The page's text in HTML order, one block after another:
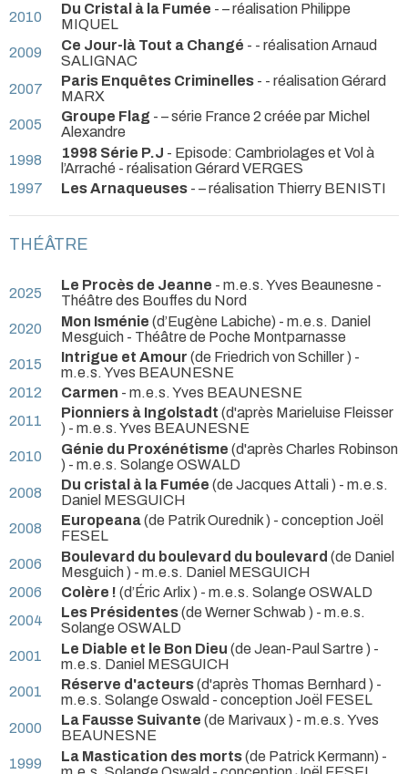
2010
Du Cristal à la Fumée - – réalisation Philippe
MIQUEL
2009
Ce Jour-là Tout a Changé - - réalisation Arnaud
SALIGNAC
2007
Paris Enquêtes Criminelles - - réalisation Gérard
MARX
2005
Groupe Flag - – série France 2 créée par Michel
Alexandre
1998
1998 Série P.J - Episode: Cambriolages et Vol à
l’Arraché - réalisation Gérard VERGES
1997
Les Arnaqueuses - – réalisation Thierry BENISTI
THÉÂTRE
2025 Le Procès de Jeanne - m.e.s. Yves Beaunesne -
Théâtre des Bouffes du Nord
2020
Mon Isménie (d’Eugène Labiche) - m.e.s. Daniel
Mesguich - Théâtre de Poche Montparnasse
2015
Intrigue et Amour (de Friedrich von Schiller ) -
m.e.s. Yves BEAUNESNE
2012
Carmen - m.e.s. Yves BEAUNESNE
2011
Pionniers à Ingolstadt (d'après Marieluise Fleisser
) - m.e.s. Yves BEAUNESNE
2010
Génie du Proxénétisme (d'après Charles Robinson
) - m.e.s. Solange OSWALD
2008
Du cristal à la Fumée (de Jacques Attali ) - m.e.s.
Daniel MESGUICH
2008
Europeana(de Patrik Ourednik ) - conception Joël
FESEL
2006
Boulevard du boulevard du boulevard (de Daniel
Mesguich ) - m.e.s. Daniel MESGUICH
2006
Colère ! (d’Éric Arlix ) - m.e.s. Solange OSWALD
2004
Les Présidentes(de Werner Schwab ) - m.e.s.
Solange OSWALD
2001
Le Diable et le Bon Dieu (de Jean-Paul Sartre ) -
m.e.s. Daniel MESGUICH
2001
Réserve d'acteurs(d'après Thomas Bernhard ) -
m.e.s. Solange Oswald - conception Joël FESEL
2000
La Fausse Suivante (de Marivaux ) - m.e.s. Yves
BEAUNESNE
1999
La Mastication des morts(de Patrick Kermann) -